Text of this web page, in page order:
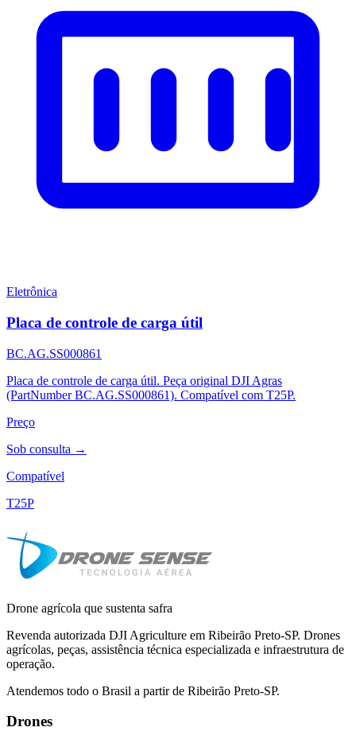
Eletrônica
Placa de controle de carga útil
BC.AG.SS000861
Placa de controle de carga útil. Peça original DJI Agras
(PartNumber BC.AG.SS000861). Compatível com T25P.
Preço
Sob consulta →
Compatível
T25P
Drone agrícola que sustenta safra
Revenda autorizada DJI Agriculture em Ribeirão Preto-SP. Drones
agrícolas, peças, assistência técnica especializada e infraestrutura de
operação.
Atendemos todo o Brasil a partir de Ribeirão Preto-SP.
Drones